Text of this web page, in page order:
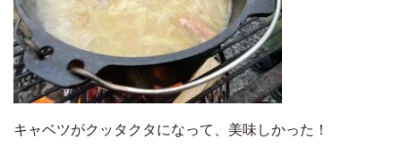
キャベツがクッタクタになって、美味しかった！